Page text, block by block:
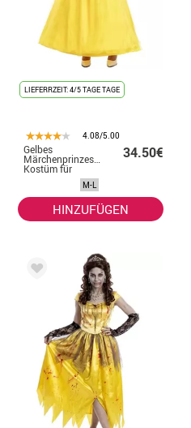
LIEFERRZEIT: 4/5 TAGE TAGE
4.08/5.00
Gelbes
Märchenprinzessin
Kostüm für
34.50€
M-L
HINZUFÜGEN